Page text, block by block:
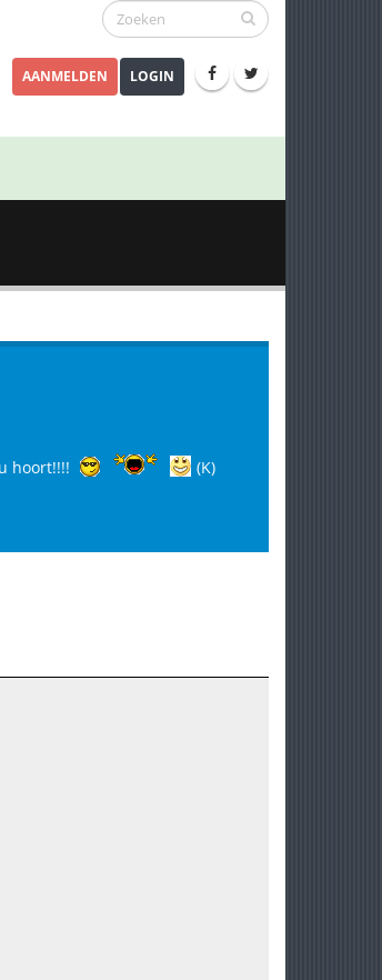
AANMELDEN LOGIN
hoort!!!! (K)